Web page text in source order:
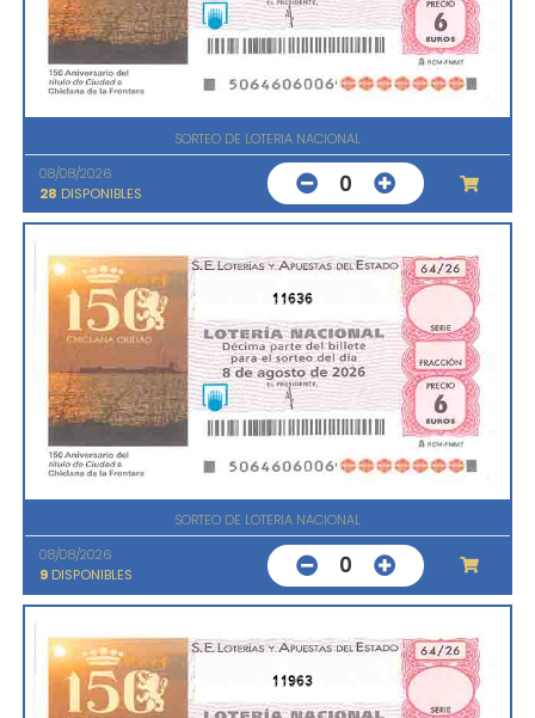
SORTEO DE LOTERIA NACIONAL
08/08/2026
28 DISPONIBLES 0
11636
SORTEO DE LOTERIA NACIONAL
08/08/2026
9 DISPONIBLES 0
11963